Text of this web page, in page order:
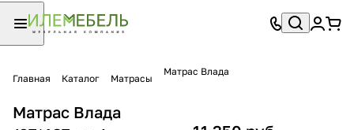
Главная Каталог Матрасы
Матрас Влада
Матрас Влада